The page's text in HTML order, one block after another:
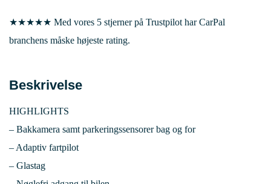
★★★★★ Med vores 5 stjerner på Trustpilot har CarPal
branchens måske højeste rating.
Beskrivelse
HIGHLIGHTS
– Bakkamera samt parkeringssensorer bag og for
– Adaptiv fartpilot
– Glastag